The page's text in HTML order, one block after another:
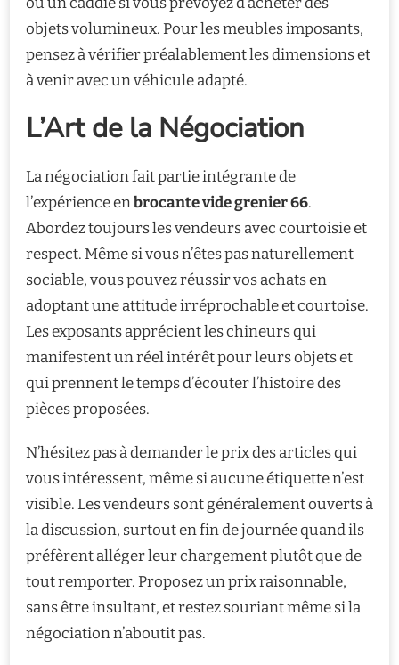
objets volumineux. Pour les meubles imposants,
pensez à vérifier préalablement les dimensions et
à venir avec un véhicule adapté.
L’Art de la Négociation
La négociation fait partie intégrante de
l’expérience enbrocante vide grenier 66.
Abordez toujours les vendeurs avec courtoisie et
respect. Même si vous n’êtes pas naturellement
sociable, vous pouvez réussir vos achats en
adoptant une attitude irréprochable et courtoise.
Les exposants apprécient les chineurs qui
manifestent un réel intérêt pour leurs objets et
qui prennent le temps d’écouter l’histoire des
pièces proposées.
N’hésitez pas à demander le prix des articles qui
vous intéressent, même si aucune étiquette n’est
visible. Les vendeurs sont généralement ouverts à
la discussion, surtout en fin de journée quand ils
préfèrent alléger leur chargement plutôt que de
tout remporter. Proposez un prix raisonnable,
sans être insultant, et restez souriant même si la
négociation n’aboutit pas.